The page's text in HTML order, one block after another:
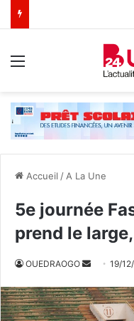
Accueil / A La Une
5e journée
prend le
OUEDRAOGO
v
o
19/